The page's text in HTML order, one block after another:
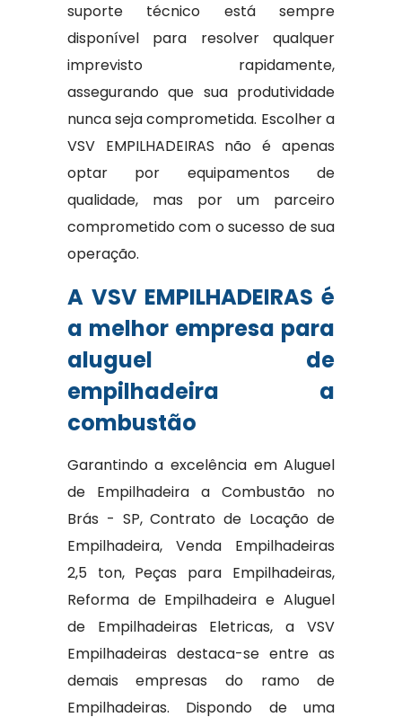
suporte técnico está sempre
disponível para resolver qualquer
imprevisto rapidamente,
assegurando que sua produtividade
nunca seja comprometida. Escolher a
VSV EMPILHADEIRAS não é apenas
optar por equipamentos de
qualidade, mas por um parceiro
comprometido com o sucesso de sua
operação.
A VSV EMPILHADEIRAS é
a melhor empresa para
aluguel de
empilhadeira a
combustão
Garantindo a excelência em Aluguel
de Empilhadeira a Combustão no
Brás - SP, Contrato de Locação de
Empilhadeira, Venda Empilhadeiras
2,5 ton, Peças para Empilhadeiras,
Reforma de Empilhadeira e Aluguel
de Empilhadeiras Eletricas, a VSV
Empilhadeiras destaca-se entre as
demais empresas do ramo de
Empilhadeiras. Dispondo de uma